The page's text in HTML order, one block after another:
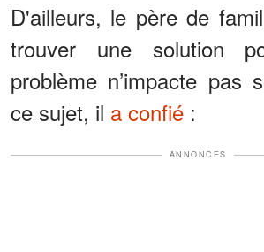
D'ailleurs, le père de
trouver une solution
problème n’impacte pas
ce sujet, il a confié :
ANNONCES